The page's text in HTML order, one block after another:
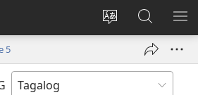
Baguhin
ng
Mag-
log
bubukas
sa
JW.ORG
5